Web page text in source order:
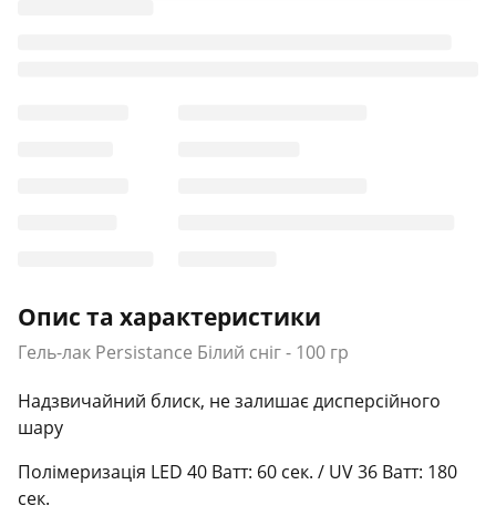
Опис та характеристики
Гель-лак Persistance Білий сніг - 100 гр
Надзвичайний блиск, не залишає дисперсійного
шару
Полімеризація LED 40 Ватт: 60 сек. / UV 36 Ватт: 180
сек.